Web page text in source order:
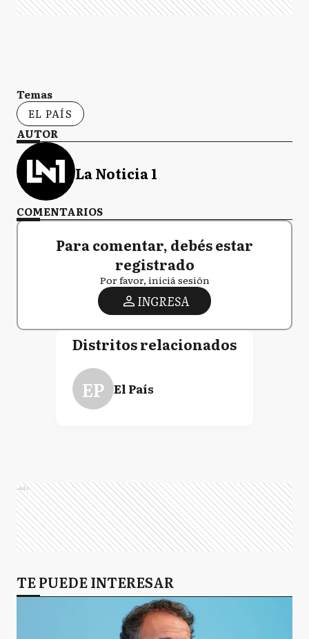
Temas
EL PAÍS
AUTOR
La Noticia 1
COMENTARIOS
Para comentar, debés estar
registrado
Por favor, iniciá sesión
INGRESA
Distritos relacionados
EP El País
Ads
TE PUEDE INTERESAR